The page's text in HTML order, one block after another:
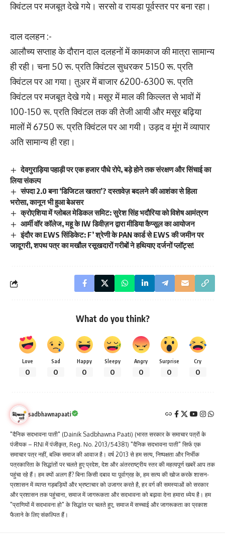
क्व‍िंटल पर मजबूत देखे गये। सरसो व रायडा पूर्वस्तर पर बना रहा।
दाल दलहन :-
आलौच्य सप्ताह के दौरान दाल दलहनों में कामकाज की मात्रा सामान्य
ही रही। चना 50 रू. प्रति क्व‍िंटल सुधरकर 5150 रू. प्रति
क्व‍िंटल पर आ गया। तुअर में बाजार 6200-6300 रू. प्रति
क्व‍िंटल पर मजबूत देखे गये। मसूर में माल की किल्लत से भावों में
100-150 रू. प्रति क्व‍िंटल तक की तेजी आयी और मसूर बढ़‍िया
मालों में 6750 रू. प्रति क्व‍िंटल पर आ गयी। उड़द व मूंग में व्यापार
अति सामान्य ही रहा।
देवगुराड़िया पहाड़ी पर एक हजार पौधे रोपे, बड़े होने तक संरक्षण और सिंचाई का
लिया संकल्प
संपदा 2.0 बना ‘डिजिटल खतरा’? दस्तावेज़ बदलने की आशंका से हिला
भरोसा, कानून भी हुआ बेअसर
क्रोएशिया में ग्लोबल मेडिकल समिट: सुरेश सिंह भदौरिया को विशेष आमंत्रण
आर्मी वॉर कॉलेज, महू के IW डिवीज़न द्वारा मीडिया कैप्सूल का आयोजन
इंदौर का EWS सिंडिकेट: F’ श्रेणी के PAN कार्ड से EWS की जमीन पर
जादूगरी, शपथ पत्र का मखौल रसूखदारों गरीबों ने हथियाए दर्जनों प्लॉट्स!
What do you think?
Love
0
Sad
0
Happy
0
Sleepy
0
Angry
0
Surprise
0
Cry
0
sadbhawnapaati
"दैनिक सदभावना पाती" (Dainik Sadbhawna Paati) (भारत सरकार के समाचार पत्रों के
पंजीयक – RNI में पंजीकृत, Reg. No. 2013/54381) "दैनिक सदभावना पाती" सिर्फ एक
समाचार पत्र नहीं, बल्कि समाज की आवाज है। वर्ष 2013 से हम सत्य, निष्पक्षता और निर्भीक
पत्रकारिता के सिद्धांतों पर चलते हुए प्रदेश, देश और अंतरराष्ट्रीय स्तर की महत्वपूर्ण खबरें आप तक
पहुंचा रहे हैं। हम क्यों अलग हैं? बिना किसी दबाव या पूर्वाग्रह के, हम सत्य की खोज करके शासन-
प्रशासन में व्याप्त गड़बड़ियों और भ्रष्टाचार को उजागर करते है, हर वर्ग की समस्याओं को सरकार
और प्रशासन तक पहुंचाना, समाज में जागरूकता और सदभावना को बढ़ावा देना हमारा ध्येय है। हम
"प्राणियों में सदभावना हो" के सिद्धांत पर चलते हुए, समाज में सच्चाई और जागरूकता का प्रकाश
फैलाने के लिए संकल्पित हैं।